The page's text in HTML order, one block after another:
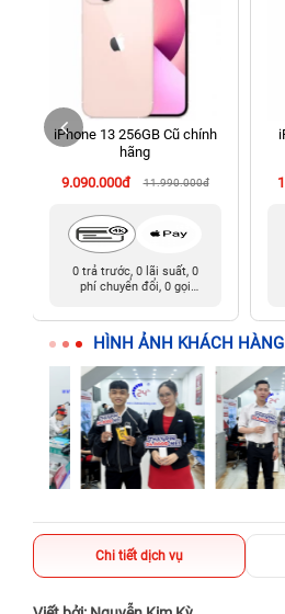
Đức Cũ)
70 Nguyễn An Ninh, Dĩ An, Hồ Chí
24h Vũng Tàu: 162A Ba Cu, Vũng
Tàu cũ)
198 Hoàng Văn Thụ, Tân Sơn Nhất,
iPhone 13 256GB Cũ chính
hãng
9.090.000đ
11.990.000đ
0 trả trước, 0 lãi suất, 0
phí chuyển đổi, 0 gọi
HÌNH ẢNH KHÁCH HÀNG
Chi tiết dịch vụ